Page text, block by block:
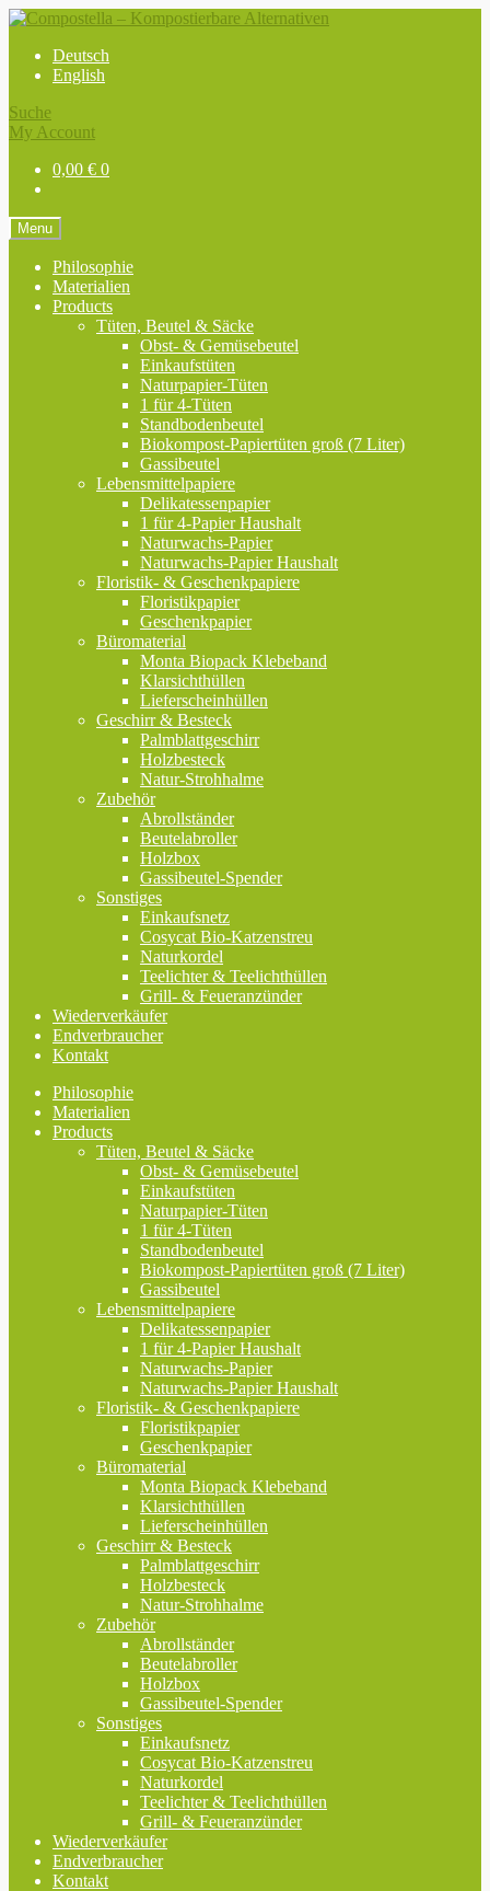
Skip
navigation
Skip
contentDeutsch
English
Suche
My Account
0,00 € 0
Menu
Philosophie
Materialien
Products
Tüten, Beutel & Säcke
Obst- & Gemüsebeutel
Einkaufstüten
Naturpapier-Tüten
1 für 4-Tüten
Standbodenbeutel
Biokompost-Papiertüten groß (7 Liter)
Gassibeutel
Lebensmittelpapiere
Delikatessenpapier
1 für 4-Papier Haushalt
Naturwachs-Papier
Naturwachs-Papier Haushalt
Floristik- & Geschenkpapiere
Floristikpapier
Geschenkpapier
Büromaterial
Monta Biopack Klebeband
Klarsichthüllen
Lieferscheinhüllen
Geschirr & Besteck
Palmblattgeschirr
Holzbesteck
Natur-Strohhalme
Zubehör
Abrollständer
Beutelabroller
Holzbox
Gassibeutel-Spender
Sonstiges
Einkaufsnetz
Cosycat Bio-Katzenstreu
Naturkordel
Teelichter & Teelichthüllen
Grill- & Feueranzünder
Wiederverkäufer
Endverbraucher
Kontakt
Philosophie
Materialien
Products
Tüten, Beutel & Säcke
Obst- & Gemüsebeutel
Einkaufstüten
Naturpapier-Tüten
1 für 4-Tüten
Standbodenbeutel
Biokompost-Papiertüten groß (7 Liter)
Gassibeutel
Lebensmittelpapiere
Delikatessenpapier
1 für 4-Papier Haushalt
Naturwachs-Papier
Naturwachs-Papier Haushalt
Floristik- & Geschenkpapiere
Floristikpapier
Geschenkpapier
Büromaterial
Monta Biopack Klebeband
Klarsichthüllen
Lieferscheinhüllen
Geschirr & Besteck
Palmblattgeschirr
Holzbesteck
Natur-Strohhalme
Zubehör
Abrollständer
Beutelabroller
Holzbox
Gassibeutel-Spender
Sonstiges
Einkaufsnetz
Cosycat Bio-Katzenstreu
Naturkordel
Teelichter & Teelichthüllen
Grill- & Feueranzünder
Wiederverkäufer
Endverbraucher
Kontakt